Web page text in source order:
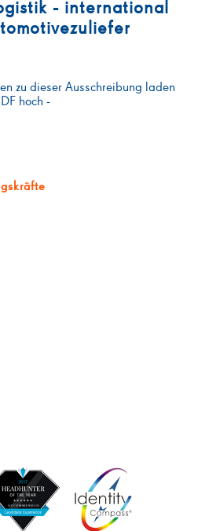
- international
zu dieser Ausschreibung laden
hoch -